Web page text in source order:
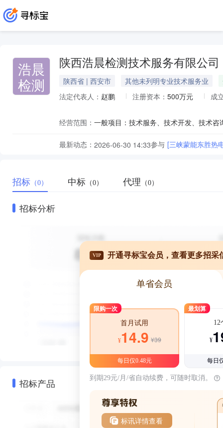
浩晨
检测
陕西浩晨检测技术服务有限公司
陕西省 | 西安市 其他未列明专业技术服务业
法定代表人： 赵鹏 注册资本： 500万元 成
经营范围：
最新动态： 2026-06-30 14:33参与 [三峡蒙能东胜热
招标 （0） 中标 （0） 代理 （0）
招标分析
招标产品
VIP 开通寻标宝会员，查看更多招采
单省会员
限购一次
首月试用
¥14.9 ¥39
每日仅0.48元
最划算
12
¥
每日
到期29元/月/省自动续费，可随时取消。
标讯详情查看